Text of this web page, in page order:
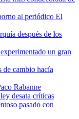
al periódico El
después de los
un gran
de cambio hacía
Rabanne
desata críticas
pasado con